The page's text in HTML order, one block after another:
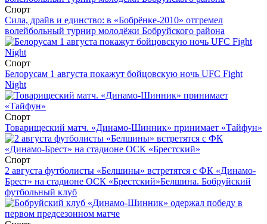
Спорт
Сила, драйв и единство: в «Бобрёнке-2010» отгремел
волейбольный турнир молодёжи Бобруйского района
Спорт
Белорусам 1 августа покажут бойцовскую ночь UFC Fight
Night
Спорт
Товарищеский матч. «Динамо-Шинник» принимает «Тайфун»
Спорт
2 августа футболисты «Белшины» встретятся с ФК «Динамо-
Брест» на стадионе ОСК «Брестский»Белшина. Бобруйский
футбольный клуб